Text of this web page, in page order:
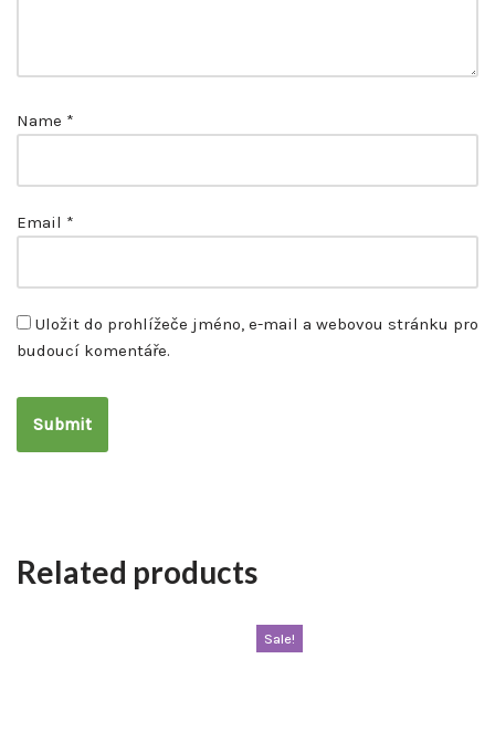
Name *
Email *
Uložit do prohlížeče jméno, e-mail a webovou stránku pro
budoucí komentáře.
Related products
Sale!